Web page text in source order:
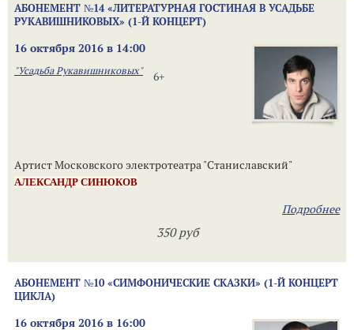
АБОНЕМЕНТ №14 «ЛИТЕРАТУРНАЯ ГОСТИНАЯ В УСАДЬБЕ
РУКАВИШНИКОВЫХ» (1-Й КОНЦЕРТ)
16 октября 2016 в 14:00
6+
"Усадьба Рукавишниковых"
Артист Московского электротеатра "Станиславский"
АЛЕКСАНДР СИНЮКОВ
Подробнее
350 руб
АБОНЕМЕНТ №10 «СИМФОНИЧЕСКИЕ СКАЗКИ» (1-Й КОНЦЕРТ
ЦИКЛА)
16 октября 2016 в 16:00